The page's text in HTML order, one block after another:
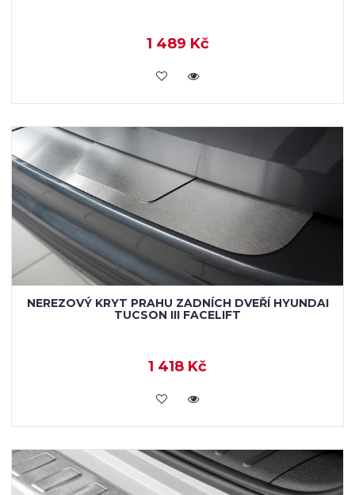
1 489 Kč
KOUPIT
NEREZOVÝ KRYT PRAHU ZADNÍCH DVEŘÍ HYUNDAI
TUCSON III FACELIFT
1 418 Kč
KOUPIT